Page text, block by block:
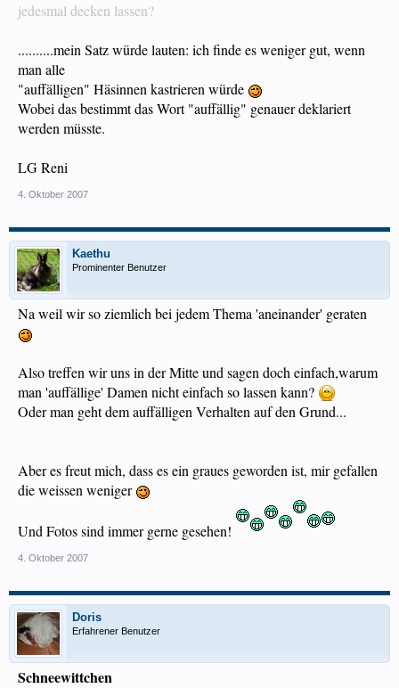
jedesmal decken lassen?
..........mein Satz würde lauten: ich finde es weniger gut, wenn
man alle
"auffälligen" Häsinnen kastrieren würde
Wobei das bestimmt das Wort "auffällig" genauer deklariert
werden müsste.
LG Reni
4. Oktober 2007
Kaethu
Prominenter Benutzer
Na weil wir so ziemlich bei jedem Thema 'aneinander' geraten
Also treffen wir uns in der Mitte und sagen doch einfach,warum
man 'auffällige' Damen nicht einfach so lassen kann?
Oder man geht dem auffälligen Verhalten auf den Grund...
Aber es freut mich, dass es ein graues geworden ist, mir gefallen
die weissen weniger
Und Fotos sind immer gerne gesehen!
4. Oktober 2007
Doris
Erfahrener Benutzer
Schneewittchen